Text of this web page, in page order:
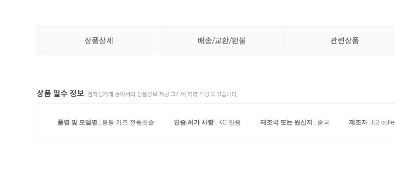
상품상세 배송/교환/환불 관련상품
상품 필수 정보 전자상거래 등에서의 상품정보 제공 고시에 따라 작성 되었습니다.
품명 및 모델명 : 봉봉 키즈 전동칫솔 인증.허가 사항: KC 인증 제조국 또는 원산지 : 중국 제조자: E2